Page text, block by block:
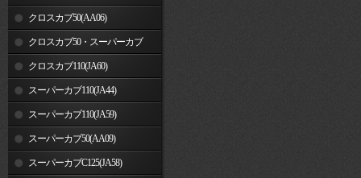
クロスカブ50(AA06)
クロスカブ50・スーパーカブ
50(AA09)/110(JA44)
クロスカブ110(JA60)
スーパーカブ110(JA44)
スーパーカブ110(JA59)
スーパーカブ50(AA09)
スーパーカブC125(JA58)